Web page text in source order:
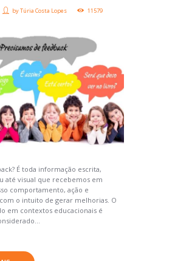
byTúria Costa Lopes
11579
É toda informação escrita,
até visual que recebemos em
comportamento, ação e
o intuito de gerar melhorias. O
em contextos educacionais é